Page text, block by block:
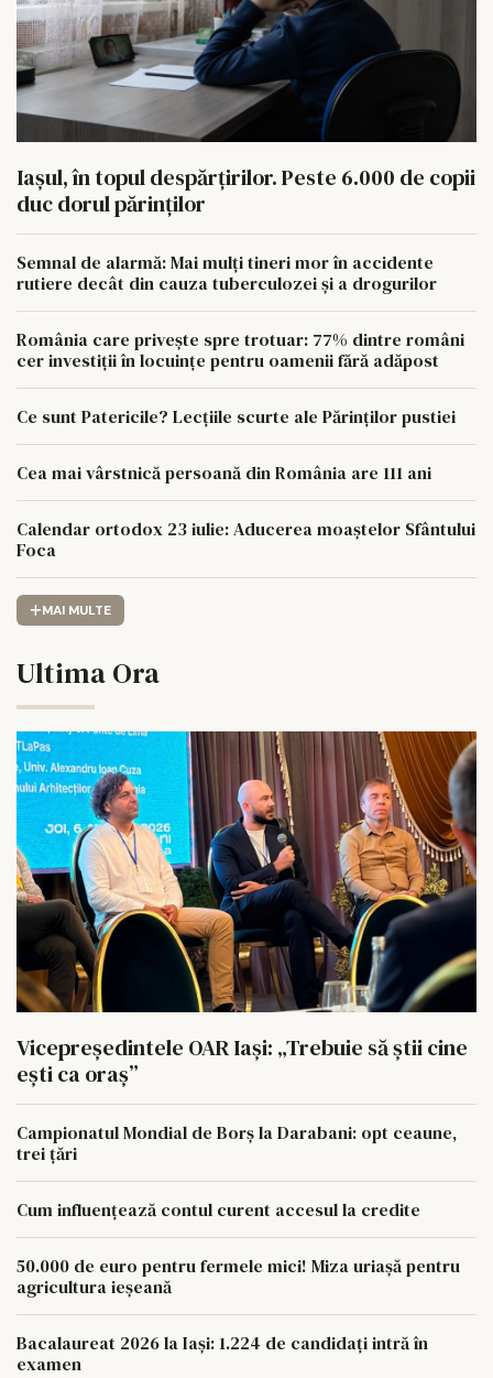
Iașul, în topul despărțirilor. Peste 6.000 de copii
duc dorul părinților
Semnal de alarmă: Mai mulți tineri mor în accidente
rutiere decât din cauza tuberculozei și a drogurilor
România care privește spre trotuar: 77% dintre români
cer investiții în locuințe pentru oamenii fără adăpost
Ce sunt Patericile? Lecțiile scurte ale Părinților pustiei
Cea mai vârstnică persoană din România are 111 ani
Calendar ortodox 23 iulie: Aducerea moaștelor Sfântului
Foca
MAI MULTE
Ultima Ora
Vicepreședintele OAR Iași: „Trebuie să știi cine
ești ca oraș”
Campionatul Mondial de Borș la Darabani: opt ceaune,
trei țări
Cum influențează contul curent accesul la credite
50.000 de euro pentru fermele mici! Miza uriașă pentru
agricultura ieșeană
Bacalaureat 2026 la Iași: 1.224 de candidați intră în
examen